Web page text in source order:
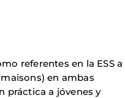
referentes en la ESS a
en ambas
práctica a jóvenes y